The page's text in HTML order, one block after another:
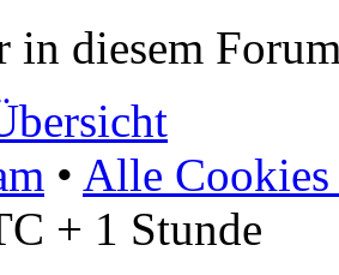
in diesem
• Alle Cookies
+ 1 Stunde